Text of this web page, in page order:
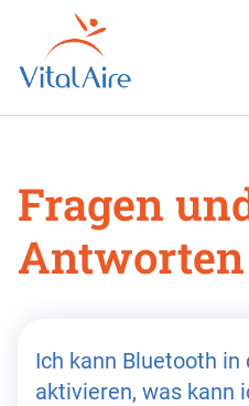
Inhalt
Fragen
Antworten
Ich kann Bluetooth
aktivieren, was kann